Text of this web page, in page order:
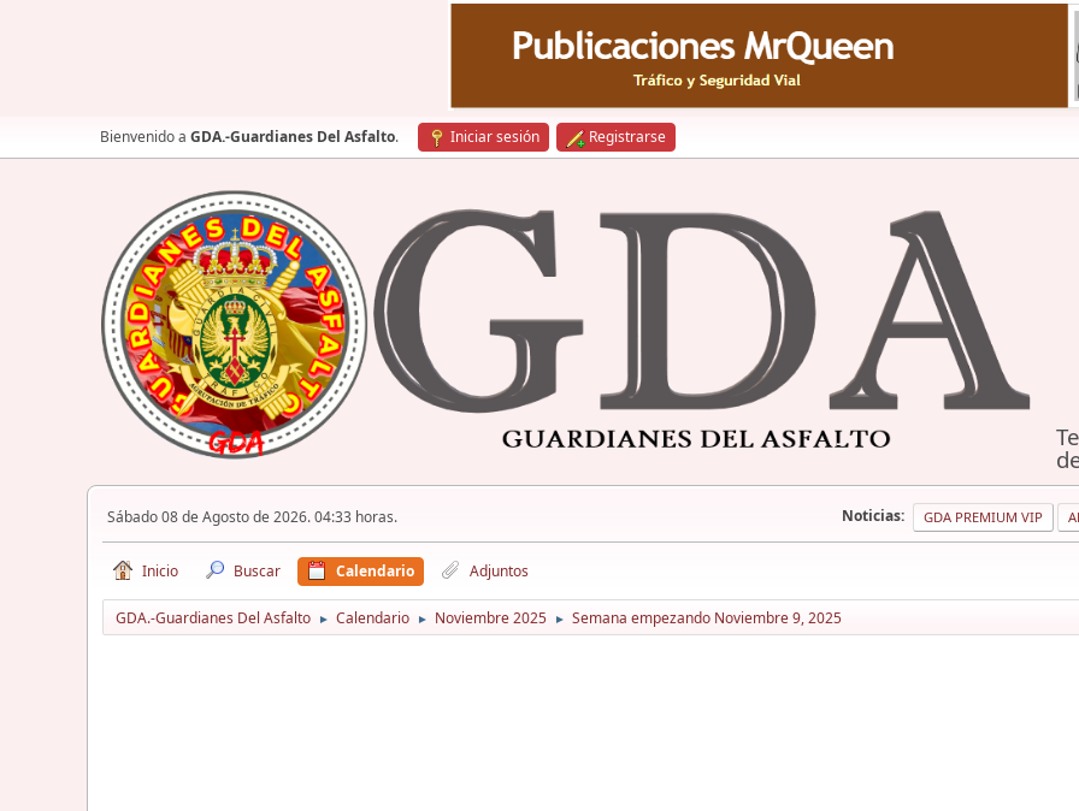
Bienvenido a GDA.-Guardianes Del Asfalto. Iniciar sesión Registrarse
Sábado 08 de Agosto de 2026. 04:33 horas. Noticias: GDA PREMIUM VIP
Inicio Buscar Calendario Adjuntos
GDA.-Guardianes Del Asfalto ► Calendario ► Noviembre 2025 ► Semana empezando Noviembre 9, 2025